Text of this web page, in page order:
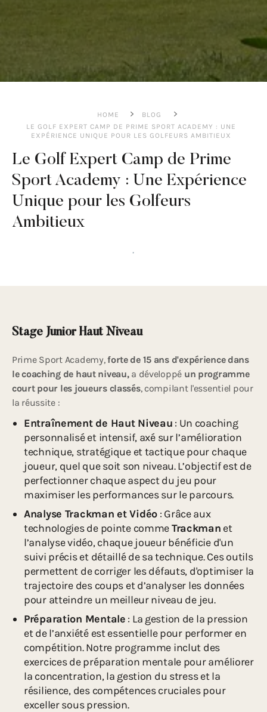
HOME
BLOG
LE GOLF EXPERT CAMP DE PRIME SPORT ACADEMY : UNE
EXPÉRIENCE UNIQUE POUR LES GOLFEURS AMBITIEUX
Le Golf Expert Camp de Prime
Sport Academy : Une Expérience
Unique pour les Golfeurs
Ambitieux
Stage Junior Haut Niveau
Prime Sport Academy,forte de 15 ans d'expérience dans
le coaching de haut niveau,a développé un programme
court pour les joueurs classés, compilant l'essentiel pour
la réussite :
Entraînement de Haut Niveau : Un coaching
personnalisé et intensif, axé sur l’amélioration
technique, stratégique et tactique pour chaque
joueur, quel que soit son niveau. L’objectif est de
perfectionner chaque aspect du jeu pour
maximiser les performances sur le parcours.
Analyse Trackman et Vidéo : Grâce aux
technologies de pointe commeTrackman et
l’analyse vidéo, chaque joueur bénéficie d'un
suivi précis et détaillé de sa technique. Ces outils
permettent de corriger les défauts, d'optimiser la
trajectoire des coups et d’analyser les données
pour atteindre un meilleur niveau de jeu.
Préparation Mentale : La gestion de la pression
et de l’anxiété est essentielle pour performer en
compétition. Notre programme inclut des
exercices de préparation mentale pour améliorer
la concentration, la gestion du stress et la
résilience, des compétences cruciales pour
exceller sous pression.